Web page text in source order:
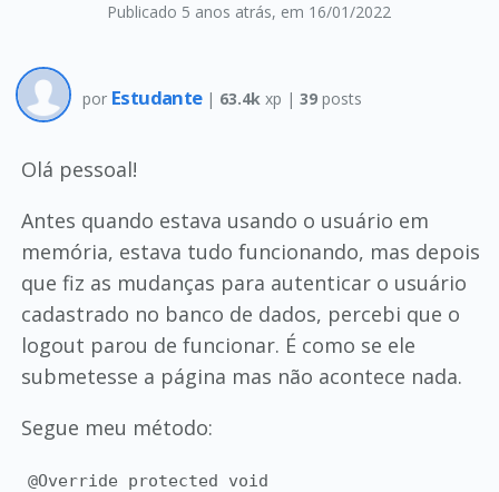
Publicado 5 anos atrás, em 16/01/2022
por Estudante | 63.4k xp | 39posts
Olá pessoal!
Antes quando estava usando o usuário em
memória, estava tudo funcionando, mas depois
que fiz as mudanças para autenticar o usuário
cadastrado no banco de dados, percebi que o
logout parou de funcionar. É como se ele
submetesse a página mas não acontece nada.
Segue meu método:
@Override protected void